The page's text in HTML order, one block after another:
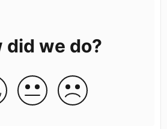
did we do?